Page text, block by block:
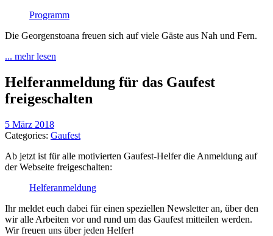
Programm
Die Georgenstoana freuen sich auf viele Gäste aus Nah und Fern.
... mehr lesen
Helferanmeldung für das Gaufest
freigeschalten
5 März 2018
Categories: Gaufest
Ab jetzt ist für alle motivierten Gaufest-Helfer die Anmeldung auf
der Webseite freigeschalten:
Helferanmeldung
Ihr meldet euch dabei für einen speziellen Newsletter an, über den
wir alle Arbeiten vor und rund um das Gaufest mitteilen werden.
Wir freuen uns über jeden Helfer!